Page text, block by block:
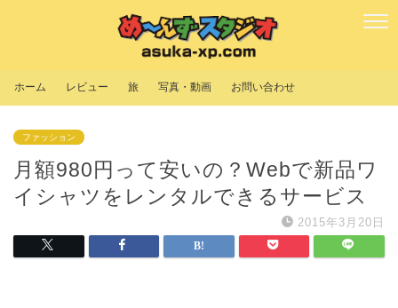
ホーム レビュー 旅 写真・動画 お問い合わせ
ファッション
月額980円って安いの？Webで新品ワ
イシャツをレンタルできるサービス
2015年3月20日